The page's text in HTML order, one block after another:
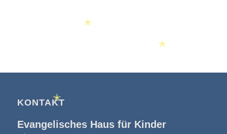
KONTAKT
Evangelisches Haus für Kinder
✭
✭